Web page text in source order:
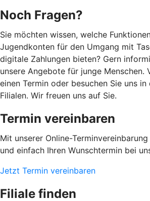
Noch Fragen?
Sie möchten wissen, welche
Jugendkonten für den Umgang mit
digitale Zahlungen bieten? Gern
unsere Angebote für junge Menschen.
einen Termin oder besuchen Sie uns in
Filialen. Wir freuen uns auf Sie.
Termin vereinbaren
Mit unserer Online-
und einfach Ihren Wunschtermin bei
Jetzt Termin vereinbaren
Filiale finden